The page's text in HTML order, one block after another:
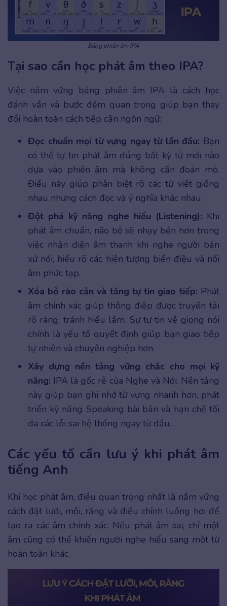
Bảng phiên âm IPA
Tại sao cần học phát âm theo IPA?
Việc nắm vững bảng phiên âm IPA là cách học
đánh vần và bước đệm quan trọng giúp bạn thay
đổi hoàn toàn cách tiếp cận ngôn ngữ:
Đọc chuẩn mọi từ vựng ngay từ lần đầu: Bạn
có thể tự tin phát âm đúng bất kỳ từ mới nào
dựa vào phiên âm mà không cần đoán mò.
Điều này giúp phân biệt rõ các từ viết giống
nhau nhưng cách đọc và ý nghĩa khác nhau.
Đột phá kỹ năng nghe hiểu (Listening): Khi
phát âm chuẩn, não bộ sẽ nhạy bén hơn trong
việc nhận diện âm thanh khi nghe người bản
xứ nói, hiểu rõ các hiện tượng biến điệu và nối
âm phức tạp.
Xóa bỏ rào cản và tăng tự tin giao tiếp: Phát
âm chính xác giúp thông điệp được truyền tải
rõ ràng, tránh hiểu lầm. Sự tự tin về giọng nói
chính là yếu tố quyết định giúp bạn giao tiếp
tự nhiên và chuyên nghiệp hơn.
Xây dựng nền tảng vững chắc cho mọi kỹ
năng: IPA là gốc rễ của Nghe và Nói. Nền tảng
này giúp bạn ghi nhớ từ vựng nhanh hơn, phát
triển kỹ năng Speaking bài bản và hạn chế tối
đa các lỗi sai hệ thống ngay từ đầu.
Các yếu tố cần lưu ý khi phát âm
tiếng Anh
Khi học phát âm, điều quan trọng nhất là nắm vững
cách đặt lưỡi, môi, răng và điều chỉnh luồng hơi để
tạo ra các âm chính xác. Nếu phát âm sai, chỉ một
âm cũng có thể khiến người nghe hiểu sang một từ
hoàn toàn khác.